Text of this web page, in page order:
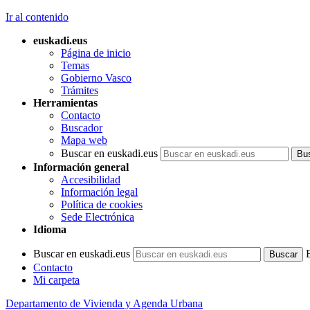
Ir al contenido
euskadi.eus
Página de inicio
Temas
Gobierno Vasco
Trámites
Herramientas
Contacto
Buscador
Mapa web
Buscar en euskadi.eus
Información general
Accesibilidad
Información legal
Política de cookies
Sede Electrónica
Idioma
Buscar en euskadi.eus
Contacto
Mi carpeta
Departamento de Vivienda y Agenda Urbana